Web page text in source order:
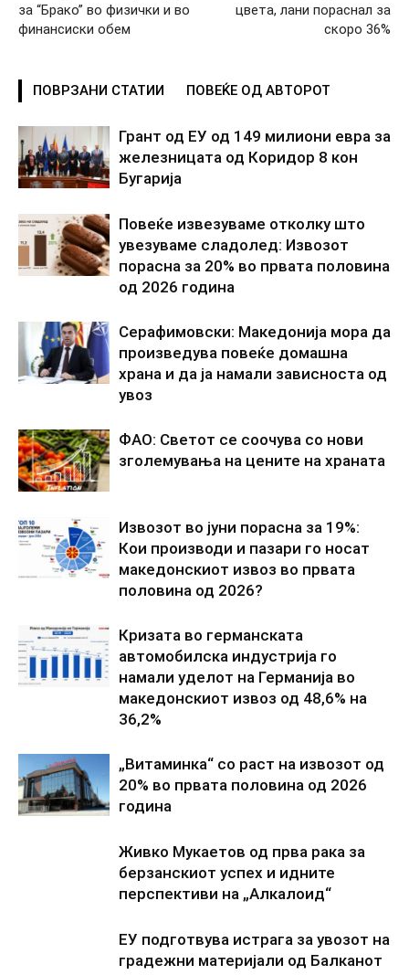
за “Брако” во физички и во
финансиски обем
цвета, лани пораснал за
скоро 36%
ПОВРЗАНИ СТАТИИ ПОВЕЌЕ ОД АВТОРОТ
Грант од ЕУ од 149 милиони евра за
железницата од Коридор 8 кон
Бугарија
Повеќе извезуваме отколку што
увезуваме сладолед: Извозот
порасна за 20% во првата половина
од 2026 година
Серафимовски: Македонија мора да
произведува повеќе домашна
храна и да ја намали зависноста од
увоз
ФАО: Светот се соочува со нови
зголемувања на цените на храната
Извозот во јуни порасна за 19%:
Кои производи и пазари го носат
македонскиот извоз во првата
половина од 2026?
Кризата во германската
автомобилска индустрија го
намали уделот на Германија во
македонскиот извоз од 48,6% на
36,2%
„Витаминка“ со раст на извозот од
20% во првата половина од 2026
година
Живко Мукаетов од прва рака за
берзанскиот успех и идните
перспективи на „Алкалоид“
ЕУ подготвува истрага за увозот на
градежни материјали од Балканот